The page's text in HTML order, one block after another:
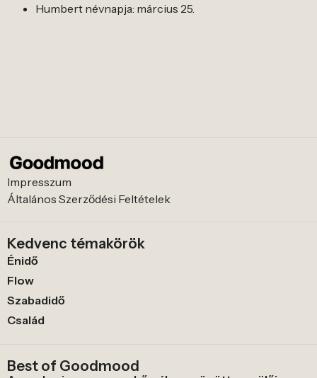
Humbert névnapja: március 25.
Impresszum
Általános Szerződési Feltételek
Kedvenc témakörök
Énidő
Flow
Szabadidő
Család
Best of Goodmood